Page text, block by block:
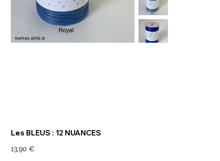
Les BLEUS : 12 NUANCES
13,90 €